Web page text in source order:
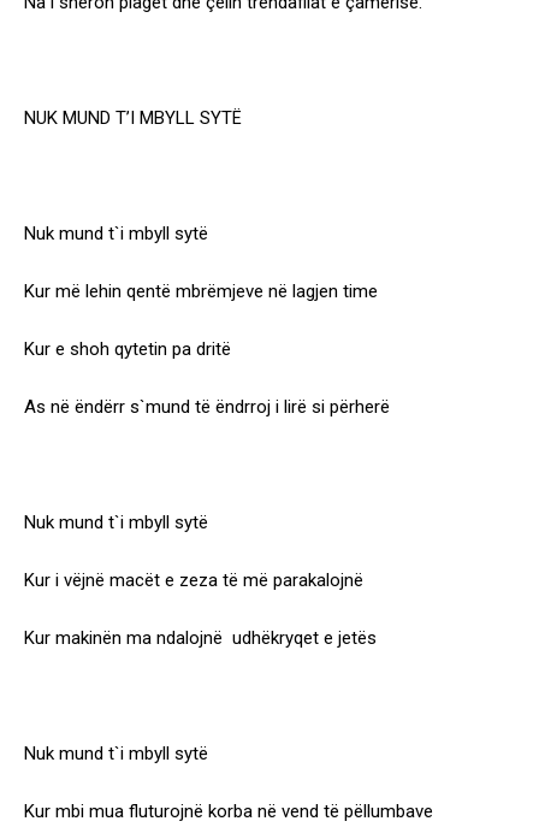
NUK MUND T’I MBYLL SYTË
Nuk mund t`i mbyll sytë
Kur më lehin qentë mbrëmjeve në lagjen time
Kur e shoh qytetin pa dritë
As në ëndërr s`mund të ëndrroj i lirë si përherë
Nuk mund t`i mbyll sytë
Kur i vëjnë macët e zeza të më parakalojnë
Kur makinën ma ndalojnë udhëkryqet e jetës
Nuk mund t`i mbyll sytë
Kur mbi mua fluturojnë korba në vend të pëllumbave